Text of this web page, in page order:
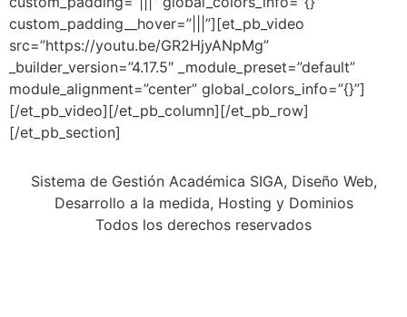
custom_padding__hover=”|||”][et_pb_video
src=”https://youtu.be/GR2HjyANpMg”
_builder_version=”4.17.5″ _module_preset=”default”
module_alignment=”center” global_colors_info=”{}”]
[/et_pb_video][/et_pb_column][/et_pb_row]
[/et_pb_section]
Sistema de Gestión Académica SIGA, Diseño Web,
Desarrollo a la medida, Hosting y Dominios
Todos los derechos reservados